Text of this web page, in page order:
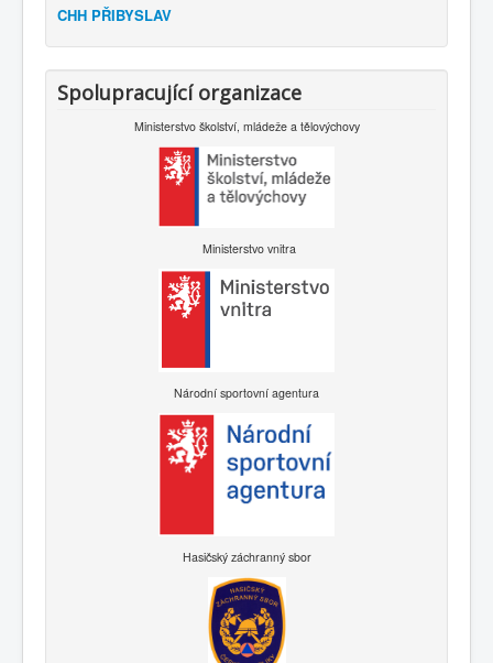
CHH PŘIBYSLAV
Spolupracující organizace
Ministerstvo školství, mládeže a tělovýchovy
Ministerstvo vnitra
Národní sportovní agentura
Hasičský záchranný sbor